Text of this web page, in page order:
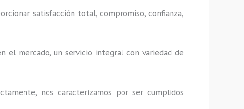
satisfacción total, compromiso, confianza,
el mercado, un servicio integral con variedad de
nos caracterizamos por ser cumplidos